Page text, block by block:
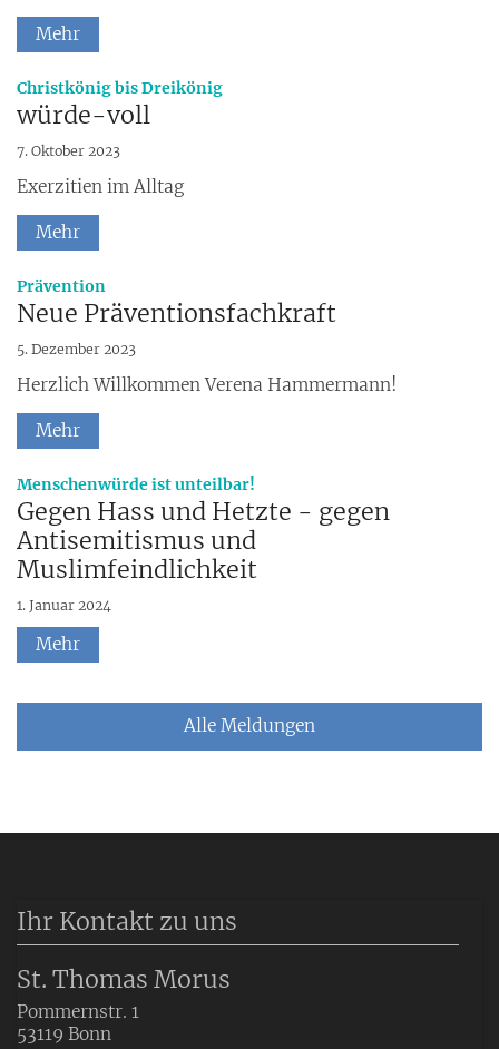
Mehr
Christkönig bis Dreikönig:
würde-voll
7. Oktober 2023
Exerzitien im Alltag
Mehr
Prävention
Neue Präventionsfachkraft
5. Dezember 2023
Herzlich Willkommen Verena Hammermann!
Mehr
Menschenwürde ist unteilbar!
Gegen Hass und Hetzte - gegen
Antisemitismus und
Muslimfeindlichkeit
1. Januar 2024
Mehr
Alle Meldungen
Ihr Kontakt zu uns
St. Thomas Morus
Pommernstr. 1
53119 Bonn